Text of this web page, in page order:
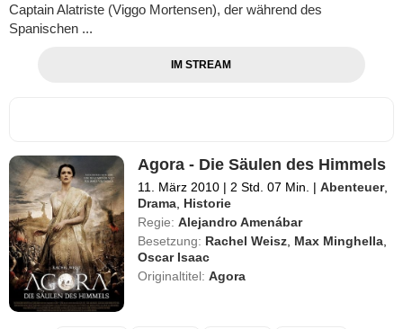
Captain Alatriste (Viggo Mortensen), der während des
Spanischen ...
IM STREAM
Agora - Die Säulen des Himmels
11. März 2010 | 2 Std. 07 Min. | Abenteuer,
Drama Historie
Regie: Alejandro Amenábar
Besetzung: Rachel Weisz Max Minghella
Oscar Isaac
Originaltitel:Agora